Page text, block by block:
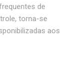
de
torna-se
aos